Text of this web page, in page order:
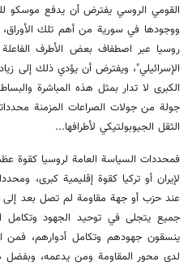
القومي الروسي يفترض أن يدفع موسكو
ووجودها في سورية من أهم تلك
روسيا عبر اصطفاف بعض الأطرف
الإسرائيلي"، ويفترض أن يؤدي ذلك إلى
الكبرى لا تدار بمثل هذه المباشرة
جولة من جولات الصراعات المزمنة
الثقل الجيوبولتيكي لأطرافها...
فمحددات السياسة العامة لروسيا كقوة
لإيران أو تركيا كقوة إقليمية كبرى،
عند حزب أو جهة مقاومة لم تصل بعد إلى
جميع يتجلى في توحيد الجهود وتكامل
ينسقون جهودهم وتكامل أدوارهم،
لدى محور المقاومة ومن يدعمه، وبفضل